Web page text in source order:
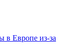
в Европе из-за